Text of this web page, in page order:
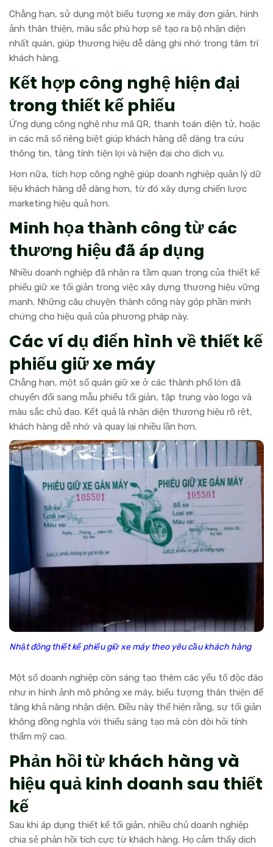
Chẳng hạn, sử dụng một biểu tượng xe máy đơn giản, hình
ảnh thân thiện, màu sắc phù hợp sẽ tạo ra bộ nhận diện
nhất quán, giúp thương hiệu dễ dàng ghi nhớ trong tâm trí
khách hàng.
Kết hợp công nghệ hiện đại
trong thiết kế phiếu
Ứng dụng công nghệ như mã QR, thanh toán điện tử, hoặc
in các mã số riêng biệt giúp khách hàng dễ dàng tra cứu
thông tin, tăng tính tiện lợi và hiện đại cho dịch vụ.
Hơn nữa, tích hợp công nghệ giúp doanh nghiệp quản lý dữ
liệu khách hàng dễ dàng hơn, từ đó xây dựng chiến lược
marketing hiệu quả hơn.
Minh họa thành công từ các
thương hiệu đã áp dụng
Nhiều doanh nghiệp đã nhận ra tầm quan trọng của thiết kế
phiếu giữ xe tối giản trong việc xây dựng thương hiệu vững
mạnh. Những câu chuyện thành công này góp phần minh
chứng cho hiệu quả của phương pháp này.
Các ví dụ điển hình về thiết kế
phiếu giữ xe máy
Chẳng hạn, một số quán giữ xe ở các thành phố lớn đã
chuyển đổi sang mẫu phiếu tối giản, tập trung vào logo và
màu sắc chủ đạo. Kết quả là nhận diện thương hiệu rõ rệt,
khách hàng dễ nhớ và quay lại nhiều lần hơn.
Nhật đông thiết kế phiếu giữ xe máy theo yêu cầu khách hàng
Một số doanh nghiệp còn sáng tạo thêm các yếu tố độc đáo
như in hình ảnh mô phỏng xe máy, biểu tượng thân thiện để
tăng khả năng nhận diện. Điều này thể hiện rằng, sự tối giản
không đồng nghĩa với thiếu sáng tạo mà còn đòi hỏi tính
thẩm mỹ cao.
Phản hồi từ khách hàng và
hiệu quả kinh doanh sau thiết
kế
Sau khi áp dụng thiết kế tối giản, nhiều chủ doanh nghiệp
chia sẻ phản hồi tích cực từ khách hàng. Họ cảm thấy dịch